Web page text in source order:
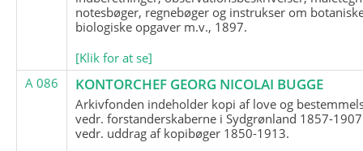
notesbøger, regnebøger og instrukser om
biologiske opgaver m.v., 1897.
[Klik for at se]
A 086
KONTORCHEF GEORG NICOLAI BUGGE
Arkivfonden indeholder kopi af love og
vedr. forstanderskaberne i Sydgrønland 1857-
vedr. uddrag af kopibøger 1850-1913.